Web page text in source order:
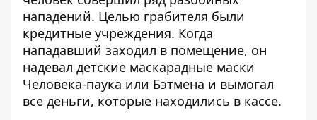
нападений. Целью грабителя были
кредитные учреждения. Когда
нападавший заходил в помещение, он
надевал детские маскарадные маски
Человека-паука или Бэтмена и вымогал
все деньги, которые находились в кассе.